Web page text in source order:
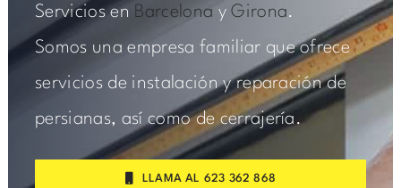
Servicios en Barcelona yGirona.
Somos una empresa familiar que ofrece
servicios de instalación y reparación de
persianas, así como de cerrajería.
LLAMA AL 623 362 868